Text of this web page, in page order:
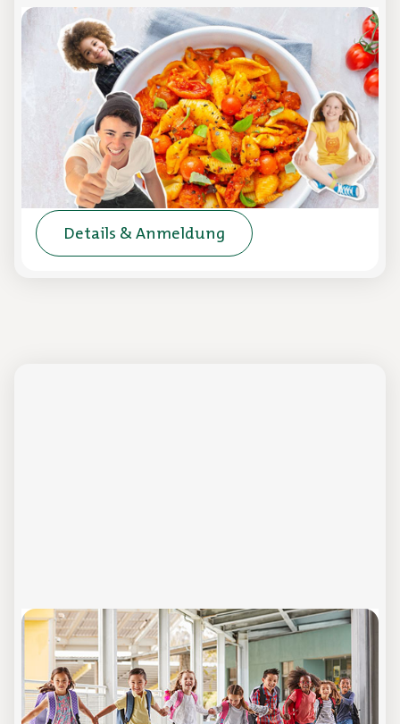
Genuss und Freude am Essen
Online-Schulung
In dieser Online-Schulung erhalten Sie
Hintergrundinformationen zu den
Grundlagen einer ausgewogenen Ernährung
bei Kindern und Jugendlichen.
Details & Anmeldung
Mensa is(s)t lecker
Präsenz-Seminar in Rheine
In diesem Seminar möchten wir mit Ihnen